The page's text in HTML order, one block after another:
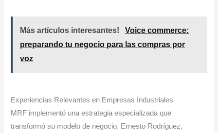
Más artículos interesantes!
Voice commerce:
preparando tu negocio para las compras por
voz
Experiencias Relevantes en Empresas Industriales
MRF implementó una estrategia especializada que
transformó su modelo de negocio. Ernesto Rodríguez,